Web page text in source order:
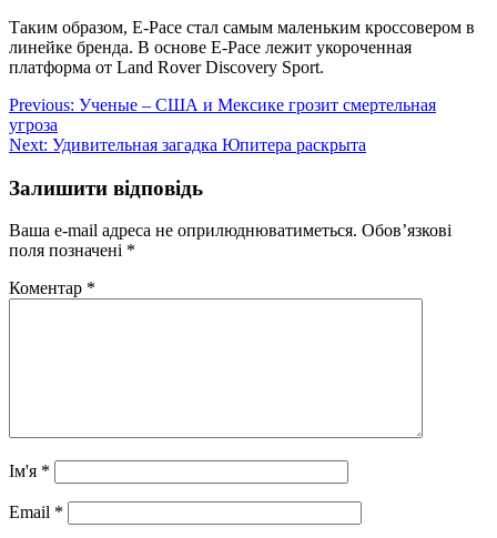
Таким образом, E-Pace стал самым маленьким кроссовером в
линейке бренда. В основе E-Pace лежит укороченная
платформа от Land Rover Discovery Sport.
Навігація
записів
Previous: Ученые – США и Мексике грозит смертельная
угроза
Next: Удивительная загадка Юпитера раскрыта
Залишити відповідь
Ваша e-mail адреса не оприлюднюватиметься. Обов’язкові
поля позначені *
Коментар *
Ім'я *
Email *